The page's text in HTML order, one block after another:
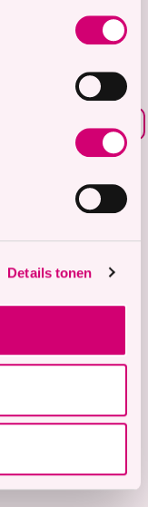
Details tonen